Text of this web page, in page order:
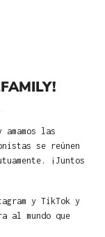
amamos las
se reúnen
¡Juntos
y TikTok y
al mundo que